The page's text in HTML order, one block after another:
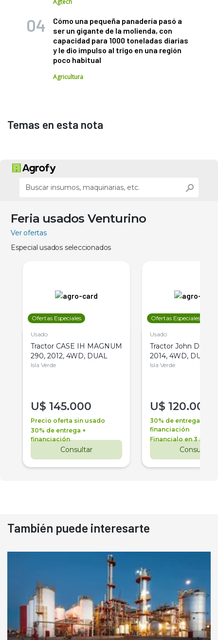
Agtech
Cómo una pequeña panadería pasó a
ser un gigante de la molienda, con
capacidad para 1000 toneladas diarias
y le dio impulso al trigo en una región
poco habitual
Agricultura
Temas en esta nota
Feria usados Venturino
Ver ofertas
Especial usados seleccionados
Ofertas Especiales
Usado
Tractor CASE IH MAGNUM
290, 2012, 4WD, DUAL
Isla Verde
U$ 145.000
Precio oferta sin usado
30% de entrega +
financiación
Consultar
Ofertas Especiales
Usado
Tractor John Deere
2014, 4WD, DUAL
Isla Verde
U$ 120.000
30% de entrega +
financiación
Financialo en 3 años
Consultar
También puede interesarte